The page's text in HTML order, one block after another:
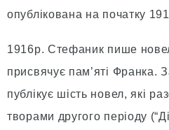
опублікована на початку
1916р. Стефаник пише
присвячує пам’яті Франка.
публікує шість новел, які
творами другого періоду